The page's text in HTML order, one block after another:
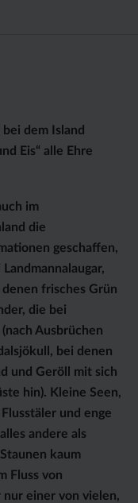
dem Island
Eis“ alle Ehre
im
die
geschaffen,
frisches Grün
die bei
Ausbrüchen
bei denen
und Geröll mit sich
hin). Kleine Seen,
und enge
andere als
kaum
Fluss von
nur einer von vielen,